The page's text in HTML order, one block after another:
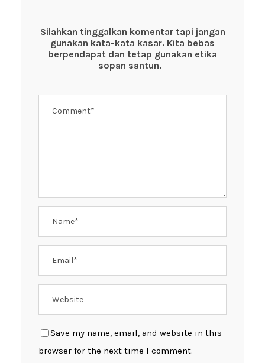
o
o
p
p
Silahkan tinggalkan komentar tapi jangan
gunakan kata-kata kasar. Kita bebas
berpendapat dan tetap gunakan etika
sopan santun.
Save my name, email, and website in this
browser for the next time I comment.